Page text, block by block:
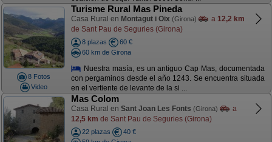
8 Fotos
Video
Turisme Rural Mas Pineda
Casa Rural en Montagut i Oix (Girona) a 12,2 km
de Sant Pau de Seguries (Girona)
8 plazas
60 €
60 km de Girona
Nuestra masía, es un antiguo Cap Mas, documentada
con pergaminos desde el año 1243. Se encuentra situada
en el vertiente de levante de la si ...
Mas Colom
Casa Rural en Sant Joan Les Fonts (Girona)
a
12,5 km de Sant Pau de Seguries (Girona)
22 plazas
40 €